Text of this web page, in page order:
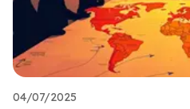
04/07/2025